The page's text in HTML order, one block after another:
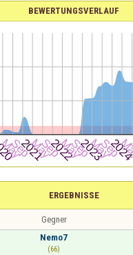
BEWERTUNGSVERLAUF
ERGEBNISSE
Gegner
Nemo7
(66)